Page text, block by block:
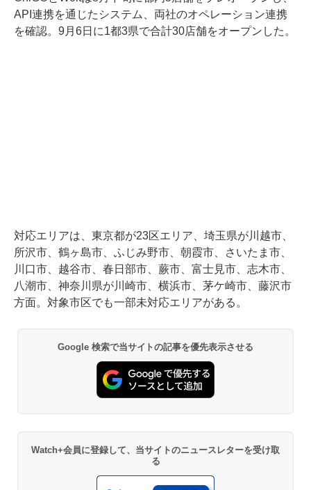
API連携を通じたシステム、両社のオペレーション連携
を確認。9月6日に1都3県で合計30店舗をオープンした。
対応エリアは、東京都が23区エリア、埼玉県が川越市、
所沢市、鶴ヶ島市、ふじみ野市、朝霞市、さいたま市、
川口市、越谷市、春日部市、蕨市、富士見市、志木市、
八潮市、神奈川県が川崎市、横浜市、茅ケ崎市、藤沢市
方面。対象市区でも一部未対応エリアがある。
Google 検索で当サイトの記事を優先表示させる
Watch+会員に登録して、当サイトのニュースレターを受け取
る